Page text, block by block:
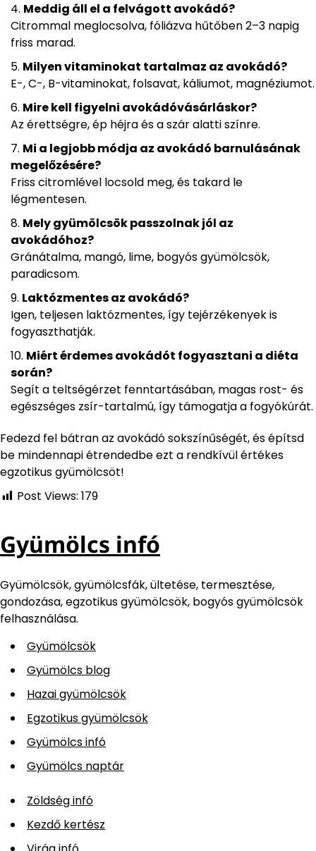
Meddig áll el a felvágott avokádó?
Citrommal meglocsolva, fóliázva hűtőben 2–3 napig
friss marad.
Milyen vitaminokat tartalmaz az avokádó?
E-, C-, B-vitaminokat, folsavat, káliumot, magnéziumot.
Mire kell figyelni avokádóvásárláskor?
Az érettségre, ép héjra és a szár alatti színre.
Mi a legjobb módja az avokádó barnulásának
megelőzésére?
Friss citromlével locsold meg, és takard le
légmentesen.
Mely gyümölcsök passzolnak jól az
avokádóhoz?
Gránátalma, mangó, lime, bogyós gyümölcsök,
paradicsom.
Laktózmentes az avokádó?
Igen, teljesen laktózmentes, így tejérzékenyek is
fogyaszthatják.
Miért érdemes avokádót fogyasztani a diéta
során?
Segít a teltségérzet fenntartásában, magas rost- és
egészséges zsír-tartalmú, így támogatja a fogyókúrát.
Fedezd fel bátran az avokádó sokszínűségét, és építsd
be mindennapi étrendedbe ezt a rendkívül értékes
egzotikus gyümölcsöt!
Post Views: 179
Gyümölcs infó
Gyümölcsök, gyümölcsfák, ültetése, termesztése,
gondozása, egzotikus gyümölcsök, bogyós gyümölcsök
felhasználása.
Gyümölcsök
Gyümölcs blog
Hazai gyümölcsök
Egzotikus gyümölcsök
Gyümölcs infó
Gyümölcs naptár
Zöldség infó
Kezdő kertész